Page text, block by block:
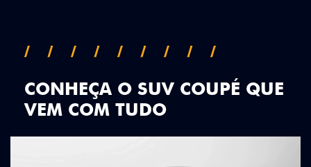
CONHEÇA O SUV COUPÉ QUE
VEM COM TUDO